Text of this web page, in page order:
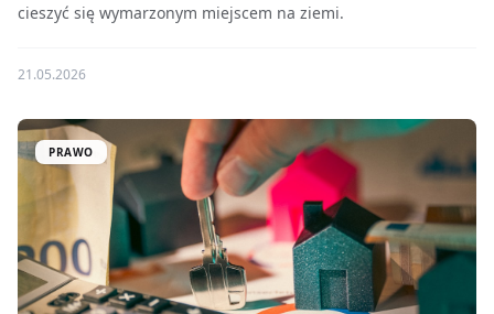
cieszyć się wymarzonym miejscem na ziemi.
21.05.2026
PRAWO